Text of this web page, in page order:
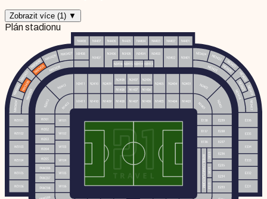
Zobrazit více (1) ▼
Plán stadionu